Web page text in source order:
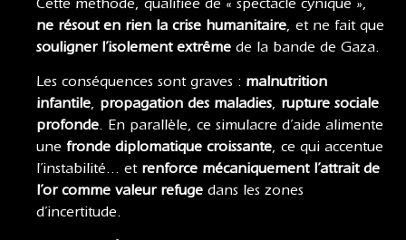
Cette méthode, qualifiée de « spectacle cynique »,
ne résout en rien la crise humanitaire, et ne fait que
souligner l’isolement extrême de la bande de Gaza.
Les conséquences sont graves : malnutrition
infantile, propagation des maladies, rupture sociale
profonde. En parallèle, ce simulacre d’aide alimente
une fronde diplomatique croissante, ce qui accentue
l’instabilité… et renforce mécaniquement l’attrait de
l’or comme valeur refuge dans les zones
d’incertitude.